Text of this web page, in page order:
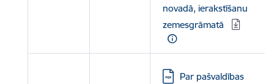
novadā, ierakstīšanu
zemesgrāmatā
Lejupielādēt:
Par pašvaldības